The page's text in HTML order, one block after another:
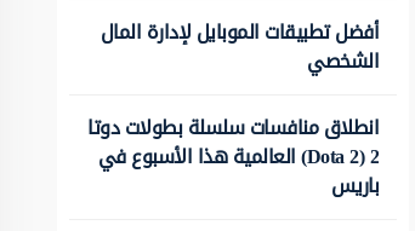
أفضل تطبيقات الموبايل لإدارة المال
الشخصي
انطلاق منافسات سلسلة بطولات دوتا
2 (Dota 2) العالمية هذا الأسبوع في
باريس